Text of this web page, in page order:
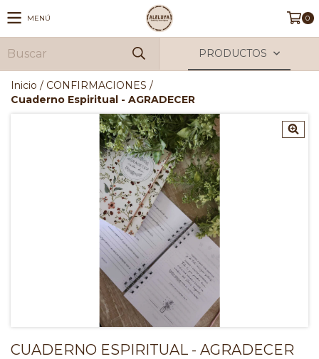
MENÚ 0
PRODUCTOS
Inicio / CONFIRMACIONES /
Cuaderno Espiritual - AGRADECER
CUADERNO ESPIRITUAL - AGRADECER